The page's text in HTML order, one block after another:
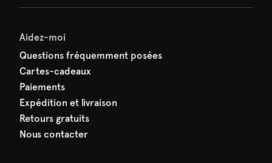
Aidez-moi
Questions fréquemment posées
Cartes-cadeaux
Paiements
Expédition et livraison
Retours gratuits
Nous contacter